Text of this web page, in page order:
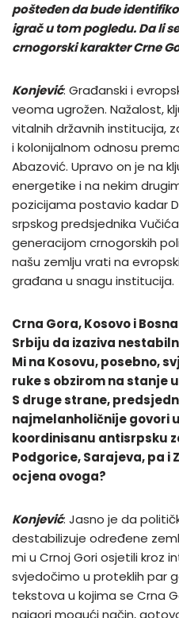
pošteđen da bude
igrač u tom pogledu. Da li
crnogorski karakter Crne
Konjević: Građanski i
veoma ugrožen. Nažalost,
vitalnih državnih institucija,
i kolonijalnom odnosu
Abazović. Upravo on je na
energetike i na nekim
pozicijama postavio kadar
srpskog predsjednika
generacijom crnogorskih
našu zemlju vrati na
građana u snagu institucija.
Crna Gora, Kosovo i
Srbiju da izaziva
Mi na Kosovu, posebno,
ruke s obzirom na stanje
S druge strane,
najmelanholičnije govori
koordinisanu antisrpsku
Podgorice, Sarajeva, pa i
ocjena ovoga?
Konjević: Jasno je da
destabilizuje određene
mi u Crnoj Gori osjetili kroz
svjedočimo u proteklih par
tekstova u kojima se Crna
najgori mogući način,